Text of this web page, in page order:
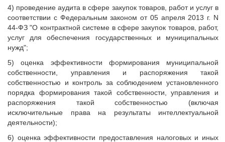
4) проведение аудита в сфере закупок товаров, работ и услуг в
соответствии с Федеральным законом от 05 апреля 2013 г. N
44-ФЗ "О контрактной системе в сфере закупок товаров, работ,
услуг для обеспечения государственных и муниципальных
нужд";
5) оценка эффективности формирования муниципальной
собственности, управления и распоряжения такой
собственностью и контроль за соблюдением установленного
порядка формирования такой собственности, управления и
распоряжения такой собственностью (включая
исключительные права на результаты интеллектуальной
деятельности);
6) оценка эффективности предоставления налоговых и иных